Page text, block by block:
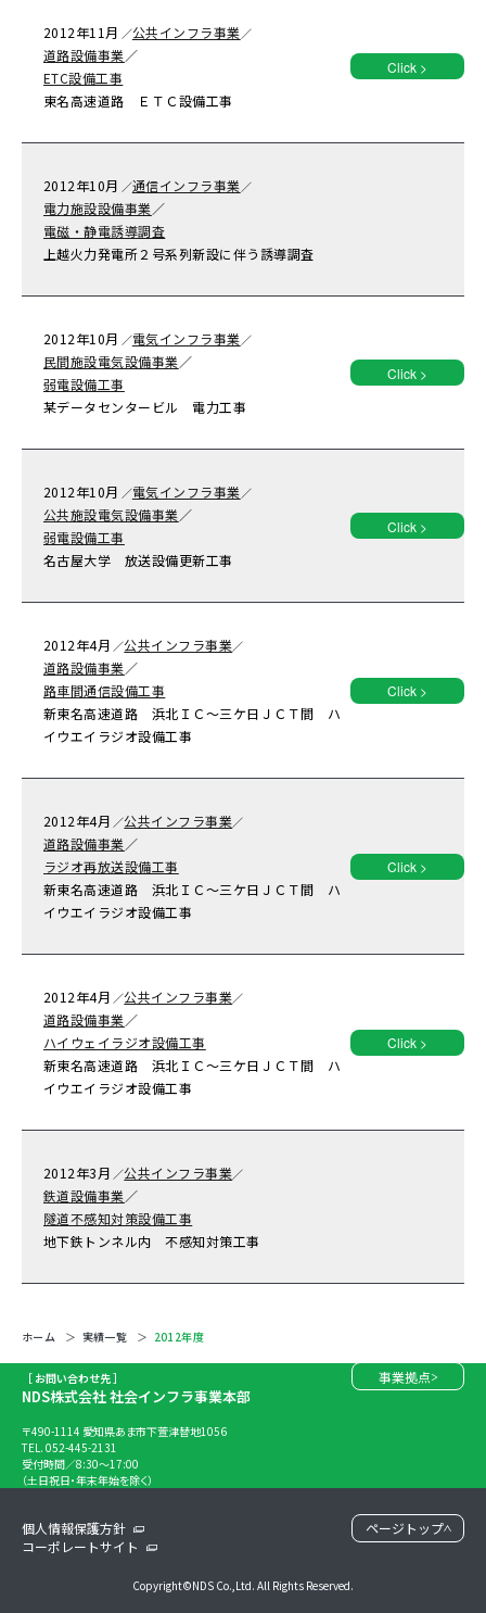
2012年11月 ／公共インフラ事業／
道路設備事業／
ETC設備工事
東名高速道路 ＥＴＣ設備工事
Click >
2012年10月 ／通信インフラ事業／
電力施設設備事業／
電磁・静電誘導調査
上越火力発電所２号系列新設に伴う誘導調査
2012年10月 ／電気インフラ事業／
民間施設電気設備事業／
弱電設備工事
某データセンタービル 電力工事
Click >
2012年10月 ／電気インフラ事業／
公共施設電気設備事業／
弱電設備工事
名古屋大学 放送設備更新工事
Click >
2012年4月 ／公共インフラ事業／
道路設備事業／
路車間通信設備工事
新東名高速道路 浜北ＩＣ～三ケ日ＪＣＴ間 ハ
イウエイラジオ設備工事
Click >
2012年4月 ／公共インフラ事業／
道路設備事業／
ラジオ再放送設備工事
新東名高速道路 浜北ＩＣ～三ケ日ＪＣＴ間 ハ
イウエイラジオ設備工事
Click >
2012年4月 ／公共インフラ事業／
道路設備事業／
ハイウェイラジオ設備工事
新東名高速道路 浜北ＩＣ～三ケ日ＪＣＴ間 ハ
イウエイラジオ設備工事
Click >
2012年3月 ／公共インフラ事業／
鉄道設備事業／
隧道不感知対策設備工事
地下鉄トンネル内 不感知対策工事
ホーム 実績一覧 2012年度
［ お問い合わせ先 ］
NDS株式会社 社会インフラ事業本部
〒490-1114 愛知県あま市下萱津替地1056
TEL. 052-445-2131
受付時間／8:30～17:00
（土日祝日・年末年始を除く）
事業拠点
個人情報保護方針
コーポレートサイト
ページトップ
Copyright©NDS Co.,Ltd. All Rights Reserved.